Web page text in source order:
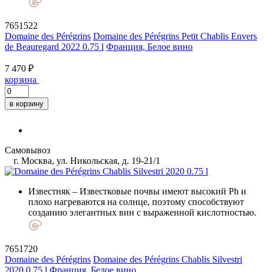
7651522
Domaine des Pérégrins Domaine des Pérégrins Petit Chablis Envers
de Beauregard 2022 0.75 l Франция, Белое вино
7 470 ₽
корзина
в корзину
Самовывоз
г. Москва, ул. Никольская, д. 19-21/1
Известняк – Известковые почвы имеют высокий Ph и
плохо нагреваются на солнце, поэтому способствуют
созданию элегантных вин с выраженной кислотностью.
7651720
Domaine des Pérégrins Domaine des Pérégrins Chablis Silvestri
2020 0.75 l Франция, Белое вино